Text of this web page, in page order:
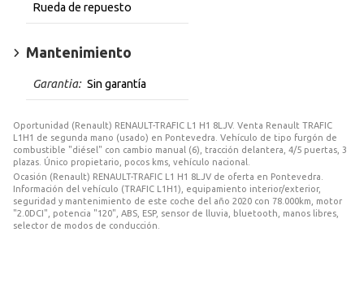
Rueda de repuesto
Mantenimiento
Garantia: Sin garantía
Oportunidad (Renault) RENAULT-TRAFIC L1 H1 8LJV. Venta Renault TRAFIC
L1H1 de segunda mano (usado) en Pontevedra. Vehículo de tipo furgón de
combustible "diésel" con cambio manual (6), tracción delantera, 4/5 puertas, 3
plazas. Único propietario, pocos kms, vehículo nacional.
Ocasión (Renault) RENAULT-TRAFIC L1 H1 8LJV de oferta en Pontevedra.
Información del vehículo (TRAFIC L1H1), equipamiento interior/exterior,
seguridad y mantenimiento de este coche del año 2020 con 78.000km, motor
"2.0DCI", potencia "120", ABS, ESP, sensor de lluvia, bluetooth, manos libres,
selector de modos de conducción.